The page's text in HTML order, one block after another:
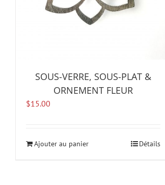
SOUS-VERRE, SOUS-PLAT &
ORNEMENT FLEUR
$15.00
Ajouter au panier Détails